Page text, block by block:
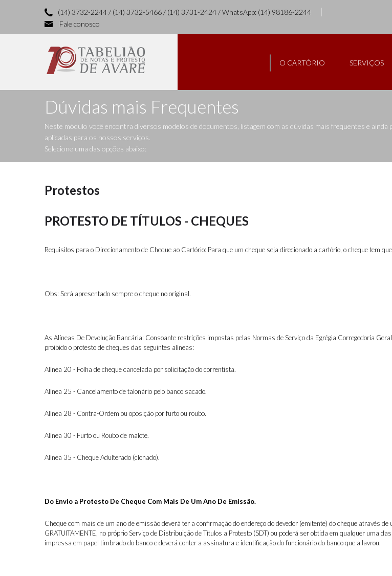
(14) 3732-2244 / (14) 3732-5466 / (14) 3731-2424 / WhatsApp: (14) 98186-2244
Fale conosco
O CARTÓRIO SERVIÇOS
Dúvidas mais Frequentes
Neste módulo você encontra diversos modelos de documentos, listagem com as dúvidas mais frequentes e ainda
aplicadas para os nossos serviços.
Selecione uma das opções abaixo:
Protestos
PROTESTO DE TÍTULOS - CHEQUES
Requisitos para o Direcionamento de Cheque ao Cartório: Para que um cheque seja direcionado a cartório, o cheque tem
Obs: Será apresentado sempre o cheque no original.
As Alíneas De Devolução Bancária: Consoante restrições impostas pelas Normas de Serviço da Egrégia Corregedoria
proibido o protesto de cheques das seguintes alíneas:
Alínea 20 - Folha de cheque cancelada por solicitação do correntista.
Alínea 25 - Cancelamento de talonário pelo banco sacado.
Alínea 28 - Contra-Ordem ou oposição por furto ou roubo.
Alínea 30 - Furto ou Roubo de malote.
Alínea 35 - Cheque Adulterado (clonado).
Do Envio a Protesto De Cheque Com Mais De Um Ano De Emissão.
Cheque com mais de um ano de emissão deverá ter a confirmação do endereço do devedor (emitente) do cheque através
GRATUITAMENTE, no próprio Serviço de Distribuição de Títulos a Protesto (SDT) ou poderá ser obtida em qualquer uma
impressa em papel timbrado do banco e deverá conter a assinatura e identificação do funcionário do banco que a lavrou.